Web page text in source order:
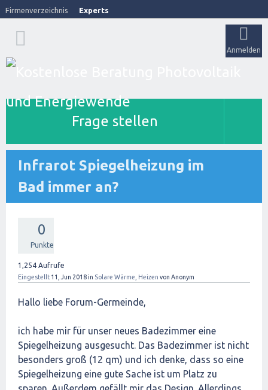
Firmenverzeichnis Experts
Anmelden
Frage stellen
Infrarot Spiegelheizung im
Bad immer an?
0
Punkte
1,254 Aufrufe
Eingestellt 11, Jun 2018in Solare Wärme, Heizen von Anonym
Hallo liebe Forum-Germeinde,
ich habe mir für unser neues Badezimmer eine
Spiegelheizung ausgesucht. Das Badezimmer ist nicht
besonders groß (12 qm) und ich denke, dass so eine
Spiegelheizung eine gute Sache ist um Platz zu